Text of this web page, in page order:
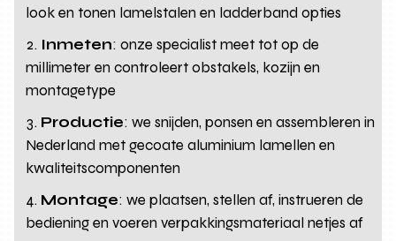
look en tonen lamelstalen en ladderband opties
Inmeten: onze specialist meet tot op de
millimeter en controleert obstakels, kozijn en
montagetype
Productie: we snijden, ponsen en assembleren in
Nederland met gecoate aluminium lamellen en
kwaliteitscomponenten
Montage: we plaatsen, stellen af, instrueren de
bediening en voeren verpakkingsmateriaal netjes af